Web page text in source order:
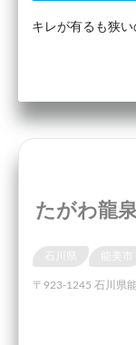
キレが有るも狭
たがわ龍
石川県
〒923-1245 石川県